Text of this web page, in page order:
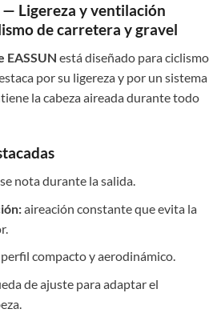
— Ligereza y ventilación
de carretera y gravel
EASSUN está diseñado para ciclismo
por su ligereza y por un sistema
la cabeza aireada durante todo
nota durante la salida.
aireación constante que evita la
compacto y aerodinámico.
de ajuste para adaptar el